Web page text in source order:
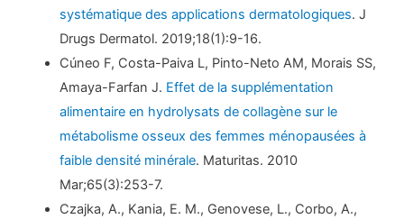
systématique des applications dermatologiques. J
Drugs Dermatol. 2019;18(1):9-16.
Cúneo F, Costa-Paiva L, Pinto-Neto AM, Morais SS,
Amaya-Farfan J. Effet de la supplémentation
alimentaire en hydrolysats de collagène sur le
métabolisme osseux des femmes ménopausées à
faible densité minérale. Maturitas. 2010
Mar;65(3):253-7.
Czajka, A., Kania, E. M., Genovese, L., Corbo, A.,